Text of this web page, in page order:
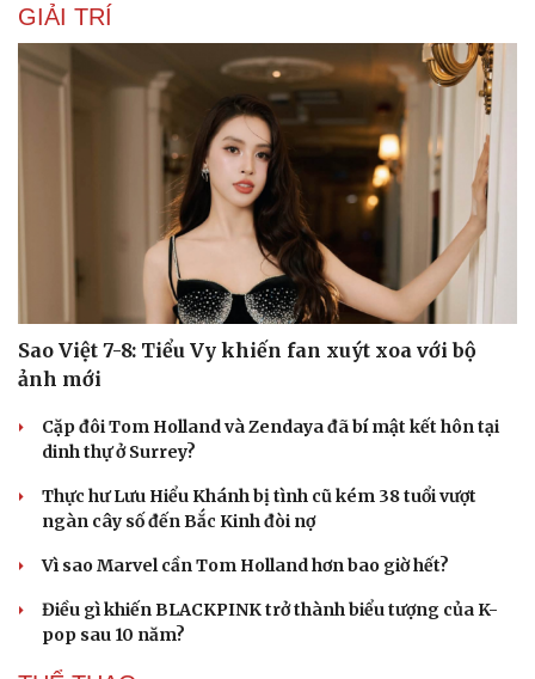
GIẢI TRÍ
Sao Việt 7-8: Tiểu Vy khiến fan xuýt xoa với bộ
ảnh mới
Cặp đôi Tom Holland và Zendaya đã bí mật kết hôn tại
dinh thự ở Surrey?
Thực hư Lưu Hiểu Khánh bị tình cũ kém 38 tuổi vượt
ngàn cây số đến Bắc Kinh đòi nợ
Vì sao Marvel cần Tom Holland hơn bao giờ hết?
Điều gì khiến BLACKPINK trở thành biểu tượng của K-
pop sau 10 năm?